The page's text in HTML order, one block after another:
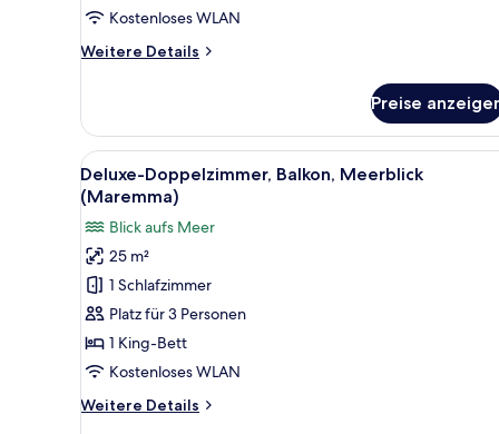
Kostenloses WLAN
Weitere Details
Weitere
Doppelzimmer,
Balkon,
Meerblick
(Argentario)
Preise
Alle
Fotos
für
Deluxe-
Doppelzimmer,
Balkon,
Meerblick
(Maremma)
anzeigen
Ein Hotelzimmer mit einem
6
Deluxe-Doppelzimmer, Balkon, Meerblick
(Maremma)
Blick aufs Meer
25 m²
1 Schlafzimmer
Platz für 3 Personen
1 King-Bett
Kostenloses WLAN
Weitere Details
Weitere